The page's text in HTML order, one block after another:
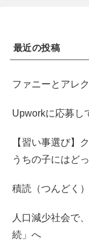
最近の投稿
ファニーとアレ
Upworkに応募し
【習い事選び】
うちの子にはど
積読（つんどく
人口減少社会で
続」へ